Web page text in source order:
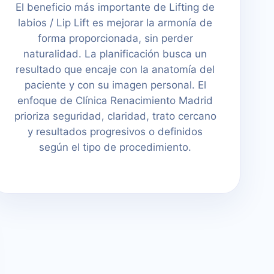
El beneficio más importante de Lifting de
labios / Lip Lift es mejorar la armonía de
forma proporcionada, sin perder
naturalidad. La planificación busca un
resultado que encaje con la anatomía del
paciente y con su imagen personal. El
enfoque de Clínica Renacimiento Madrid
prioriza seguridad, claridad, trato cercano
y resultados progresivos o definidos
según el tipo de procedimiento.